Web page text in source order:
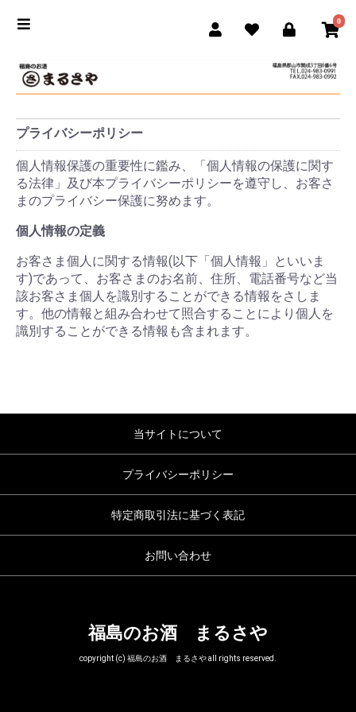
0
プライバシーポリシー
個人情報保護の重要性に鑑み、「個人情報の保護に関す
る法律」及び本プライバシーポリシーを遵守し、お客さ
まのプライバシー保護に努めます。
個人情報の定義
お客さま個人に関する情報(以下「個人情報」といいま
す)であって、お客さまのお名前、住所、電話番号など当
該お客さま個人を識別することができる情報をさしま
す。他の情報と組み合わせて照合することにより個人を
識別することができる情報も含まれます。
当サイトについて
プライバシーポリシー
特定商取引法に基づく表記
お問い合わせ
福島のお酒 まるさや
copyright (c) 福島のお酒 まるさや all rights reserved.